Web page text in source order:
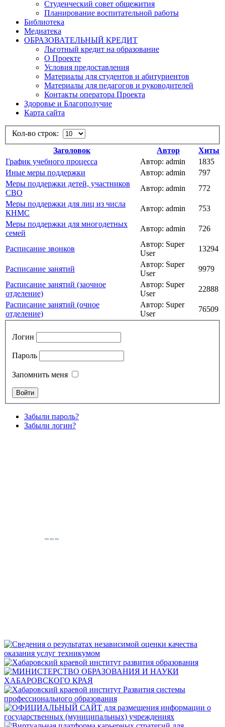
Студенческий совет общежития
Планирование воспитательной работы
Библиотека
Медиатека
ОБРАЗОВАТЕЛЬНЫЙ КРЕДИТ
Льготный кредит на образование
О Проекте
Условия предоставления
Материалы для студентов и абитуриентов
Материалы для педагогов и руководителей
Контакты оператора Проекта
Здоровье и Благополучие
Карта сайта
Кол-во строк:
Заголовок
Автор
Хиты
График учебного процесса
Автор: admin
1835
Иные меры поддержки
Автор: admin
797
Меры поддержки детей, участников
СВО
Автор: admin
772
Меры поддержки для лиц из числа
КНМС
Автор: admin
753
Меры поддержки для многодетных
семей
Автор: admin 726
Расписание звонков
Автор: Super
User
13294
Расписание занятий
Автор: Super
User
9979
Расписание занятий (заочное
отделение)
Автор: Super
User
22888
Расписание занятий (очное
отделение)
Автор: Super
User
76509
Логин
Пароль
Запомнить меня
Забыли пароль?
Забыли логин?